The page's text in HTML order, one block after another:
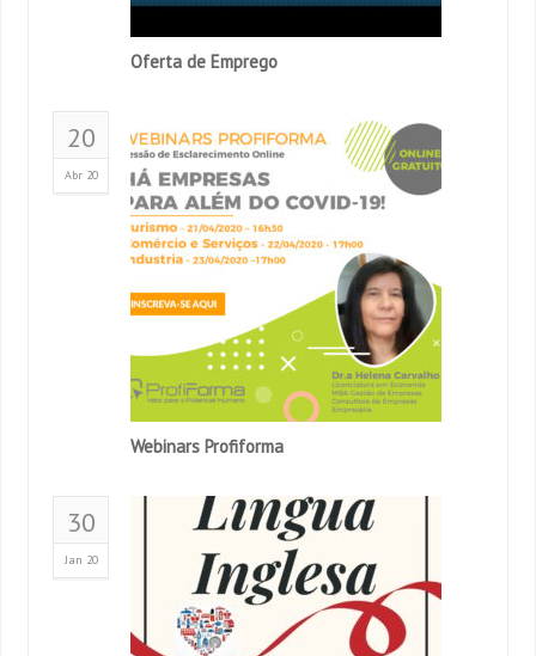
Oferta de Emprego
20
Abr 20
Webinars Profiforma
30
Jan 20